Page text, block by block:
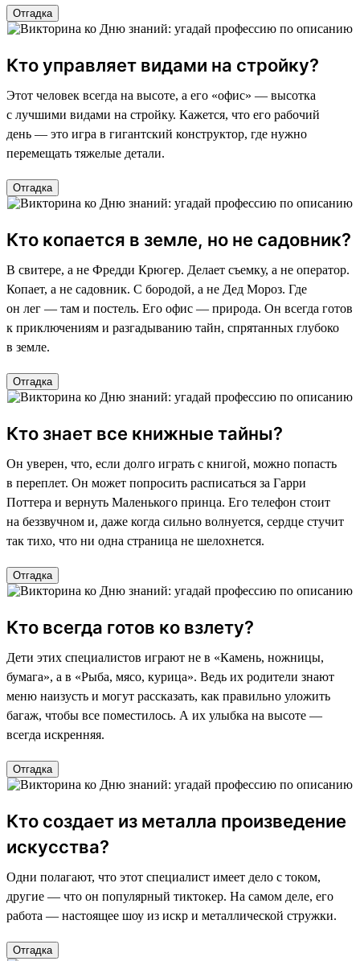
Отгадка
Кто управляет видами на стройку?
Этот человек всегда на высоте, а его «офис» — высотка
с лучшими видами на стройку. Кажется, что его рабочий
день — это игра в гигантский конструктор, где нужно
перемещать тяжелые детали.
Отгадка
Кто копается в земле, но не садовник?
В свитере, а не Фредди Крюгер. Делает съемку, а не оператор.
Копает, а не садовник. С бородой, а не Дед Мороз. Где
он лег — там и постель. Его офис — природа. Он всегда готов
к приключениям и разгадыванию тайн, спрятанных глубоко
в земле.
Отгадка
Кто знает все книжные тайны?
Он уверен, что, если долго играть с книгой, можно попасть
в переплет. Он может попросить расписаться за Гарри
Поттера и вернуть Маленького принца. Его телефон стоит
на беззвучном и, даже когда сильно волнуется, сердце стучит
так тихо, что ни одна страница не шелохнется.
Отгадка
Кто всегда готов ко взлету?
Дети этих специалистов играют не в «Камень, ножницы,
бумага», а в «Рыба, мясо, курица». Ведь их родители знают
меню наизусть и могут рассказать, как правильно уложить
багаж, чтобы все поместилось. А их улыбка на высоте —
всегда искренняя.
Отгадка
Кто создает из металла произведение
искусства?
Одни полагают, что этот специалист имеет дело с током,
другие — что он популярный тиктокер. На самом деле, его
работа — настоящее шоу из искр и металлической стружки.
Отгадка